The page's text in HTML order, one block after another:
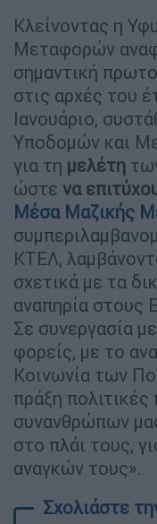
Κλείνοντας η
Μεταφορών
σημαντική
στις αρχές του
Ιανουάριο,
Υποδομών και
για τη μελέτη
ώστε να
Μέσα Μαζικής
ΚΤΕΛ,
σχετικά με τα
αναπηρία στους
Σε συνεργασία
φορείς, με το
Κοινωνία των
πράξη
συνανθρώπων
στο πλάι τους,
αναγκών τους».